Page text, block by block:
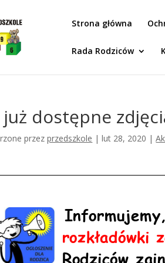
Strona główna
Rada Rodziców
już dostępne
przezprzedszkole |lut 28, 2020 |